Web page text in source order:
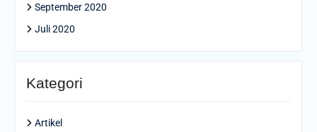
September 2020
Juli 2020
Kategori
Artikel